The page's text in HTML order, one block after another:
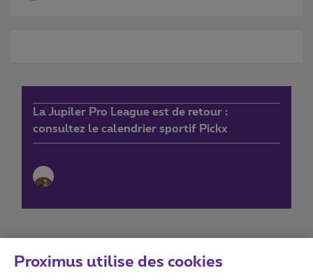
La Jupiler Pro League est de retour :
consultez le calendrier sportif Pickx
Proximus utilise des cookies